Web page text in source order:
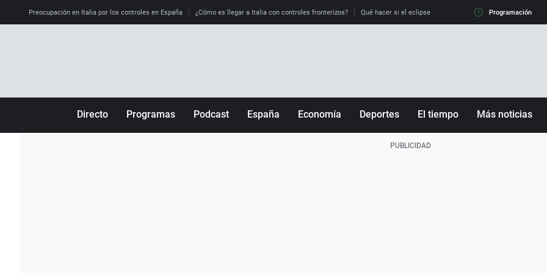
Preocupación en Italia por los controles en España ¿Cómo es llegar a Italia con controles fronterizos? Qué hacer si el eclipse me pilla conduciendo Qué tiempo
Programación
Directo Programas Podcast España Economía Deportes El tiempo Más noticias